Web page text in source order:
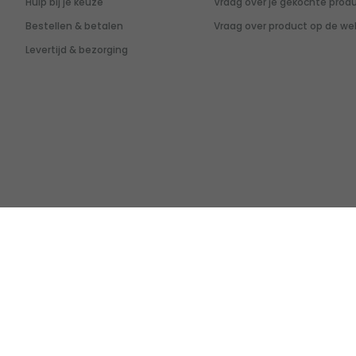
Bestellen & betalen
Levertijd & bezorging
Vraag over product op de